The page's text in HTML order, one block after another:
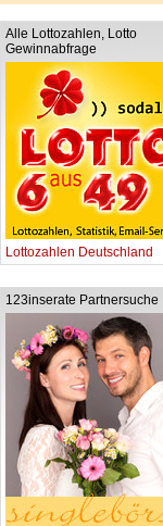
Alle Lottozahlen, Lotto
Gewinnabfrage
Lottozahlen Deutschland
123inserate Partnersuche